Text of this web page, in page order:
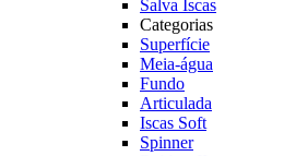
Salva Iscas
Categorias
Superfície
Meia-água
Fundo
Articulada
Iscas Soft
Spinner